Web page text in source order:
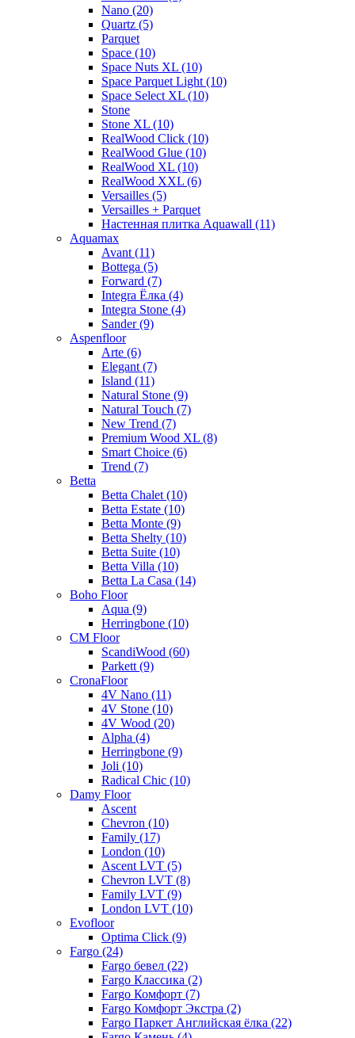
Nano (20)
Quartz (5)
Parquet
Space (10)
Space Nuts XL (10)
Space Parquet Light (10)
Space Select XL (10)
Stone
Stone XL (10)
RealWood Click (10)
RealWood Glue (10)
RealWood XL (10)
RealWood XXL (6)
Versailles (5)
Versailles + Parquet
Настенная плитка Aquawall (11)
Aquamax
Avant (11)
Bottega (5)
Forward (7)
Integra Ёлка (4)
Integra Stone (4)
Sander (9)
Aspenfloor
Arte (6)
Elegant (7)
Island (11)
Natural Stone (9)
Natural Touch (7)
New Trend (7)
Premium Wood XL (8)
Smart Choice (6)
Trend (7)
Betta
Betta Chalet (10)
Betta Estate (10)
Betta Monte (9)
Betta Shelty (10)
Betta Suite (10)
Betta Villa (10)
Betta La Casa (14)
Boho Floor
Aqua (9)
Herringbone (10)
CM Floor
ScandiWood (60)
Parkett (9)
CronaFloor
4V Nano (11)
4V Stone (10)
4V Wood (20)
Alpha (4)
Herringbone (9)
Joli (10)
Radical Chic (10)
Damy Floor
Ascent
Chevron (10)
Family (17)
London (10)
Ascent LVT (5)
Chevron LVT (8)
Family LVT (9)
London LVT (10)
Evofloor
Optima Click (9)
Fargo (24)
Fargo бевел (22)
Fargo Классика (2)
Fargo Комфорт (7)
Fargo Комфорт Экстра (2)
Fargo Паркет Английская ёлка (22)